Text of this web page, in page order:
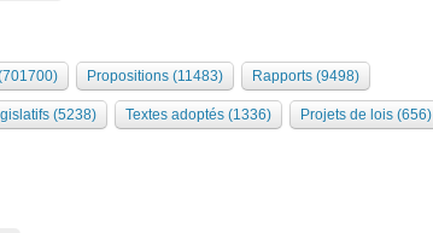
Propositions (11483) Rapports (9498)
(5238) Textes adoptés (1336) Projets de lois (656)